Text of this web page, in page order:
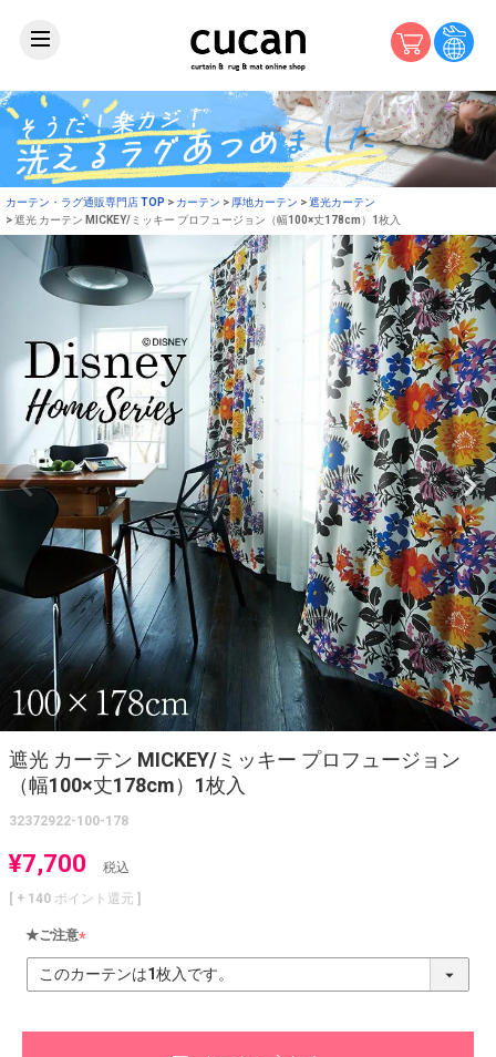
カーテン・ラグ通販専門店 TOP カーテン 厚地カーテン
遮光カーテン
遮光 カーテン MICKEY/ミッキー プロフュージョン（幅100×丈178cm）1枚入
遮光 カーテン MICKEY/ミッキー プロフュージョン
（幅100×丈178cm）1枚入
32372922-100-178
¥7,700
税込
[ + 140 ポイント還元 ]
★ご注意
(
必